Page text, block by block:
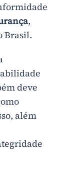
,
Brasil.
deve
além